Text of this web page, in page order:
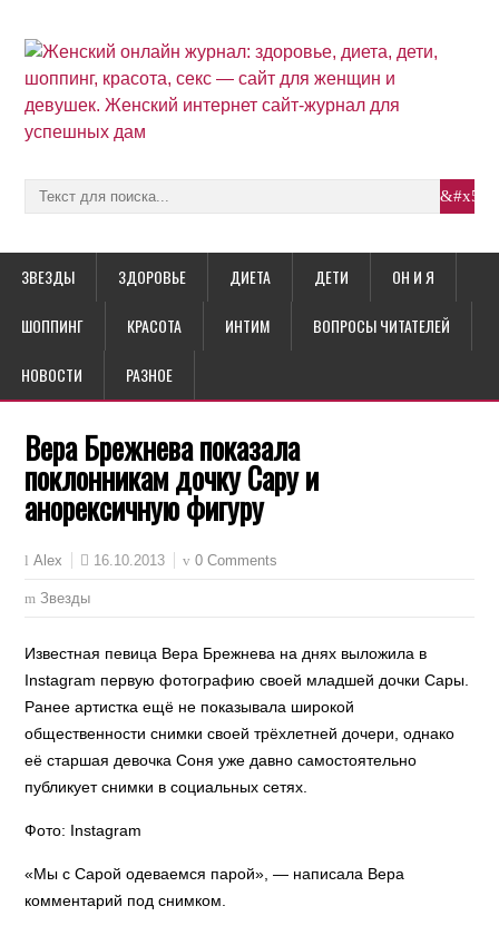
ЗВЕЗДЫ ЗДОРОВЬЕ ДИЕТА ДЕТИ ОН И Я
ШОППИНГ КРАСОТА ИНТИМ ВОПРОСЫ ЧИТАТЕЛЕЙ
НОВОСТИ РАЗНОЕ
Вера Брежнева показала
поклонникам дочку Сару и
анорексичную фигуру
Alex 16.10.2013 0 Comments
Звезды
Известная певица Вера Брежнева на днях выложила в
Instagram первую фотографию своей младшей дочки Сары.
Ранее артистка ещё не показывала широкой
общественности снимки своей трёхлетней дочери, однако
её старшая девочка Соня уже давно самостоятельно
публикует снимки в социальных сетях.
Фото: Instagram
«Мы с Сарой одеваемся парой», — написала Вера
комментарий под снимком.